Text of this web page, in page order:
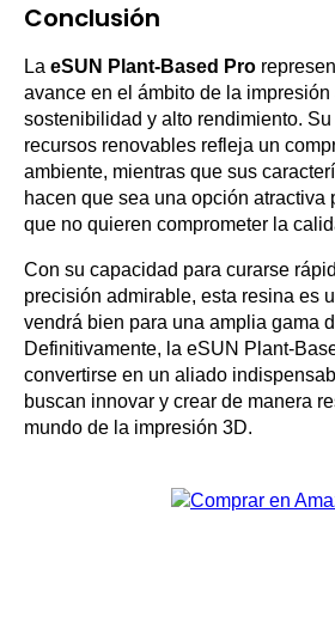
Conclusión
La eSUN Plant-Based Pro
avance en el ámbito de la
sostenibilidad y alto rendimiento.
recursos renovables refleja un
ambiente, mientras que sus
hacen que sea una opción atractiva
que no quieren comprometer la
Con su capacidad para curarse
precisión admirable, esta resina es
vendrá bien para una amplia gama
Definitivamente, la eSUN Plant-
convertirse en un aliado
buscan innovar y crear de manera
mundo de la impresión 3D.